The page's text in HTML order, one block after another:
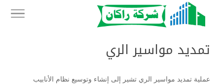
تمديد مواسير الري
عملية تمديد مواسير الري تشير إلى إنشاء وتوسيع نظام الأنابيب